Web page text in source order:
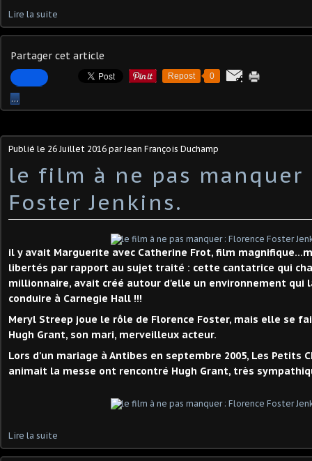
Lire la suite
Partager cet article
Repost 0
…
Publié le 26 Juillet 2016 par Jean François Duchamp
le film à ne pas manquer
Foster Jenkins.
il y avait Marguerite avec Catherine Frot, film
libertés par rapport au sujet traité : cette cantatrice qui
millionnaire, avait créé autour d'elle un environnement qui
conduire à Carnegie Hall !!!
Meryl Streep joue le rôle de Florence Foster, mais elle se
Hugh Grant, son mari, merveilleux acteur.
Lors d'un mariage à Antibes en septembre 2005, Les Petits
animait la messe ont rencontré Hugh Grant, très
Lire la suite